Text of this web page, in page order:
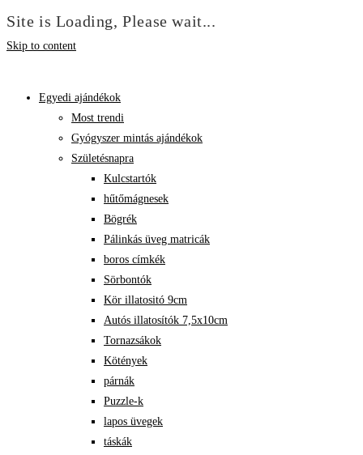
Site is Loading, Please wait...
Skip to content
Egyedi ajándékok
Most trendi
Gyógyszer mintás ajándékok
Születésnapra
Kulcstartók
hűtőmágnesek
Bögrék
Pálinkás üveg matricák
boros címkék
Sörbontók
Kör illatositó 9cm
Autós illatosítók 7,5x10cm
Tornazsákok
Kötények
párnák
Puzzle-k
lapos üvegek
táskák